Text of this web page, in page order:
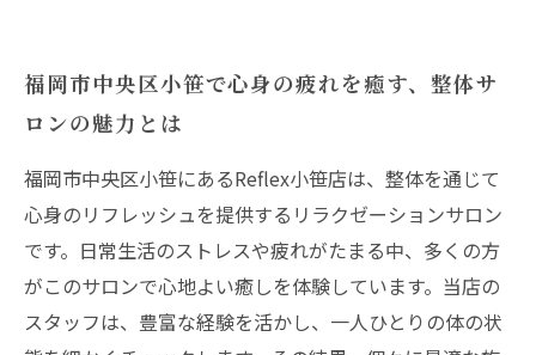
る施術の秘密
整体による筋肉の緊張緩和がもたらす驚きの効
日常生活でもできる、心身リフレッシュのヒン
トとは？
新たなエネルギーを与える整った心と体の重要
性
福岡市中央区小笹で心身の疲れを癒す、整体サ
ロンの魅力とは
福岡市中央区小笹にあるReflex小笹店は、整体を通じて
心身のリフレッシュを提供するリラクゼーションサロン
です。日常生活のストレスや疲れがたまる中、多くの方
がこのサロンで心地よい癒しを体験しています。当店の
スタッフは、豊富な経験を活かし、一人ひとりの体の状